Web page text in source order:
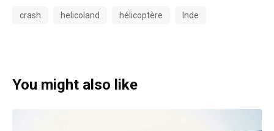
crash helicoland hélicoptère Inde
You might also like